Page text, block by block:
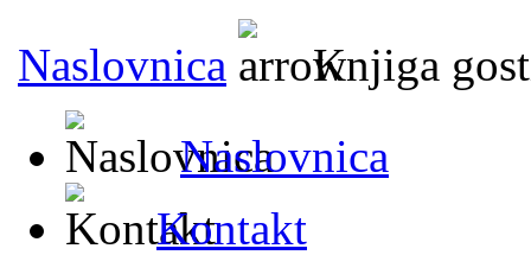
Naslovnica
Knjiga
Naslovnica
Kontakt